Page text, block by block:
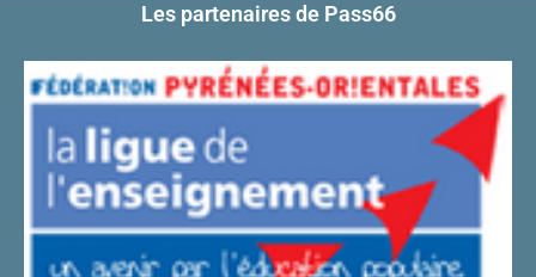
Les partenaires de Pass66